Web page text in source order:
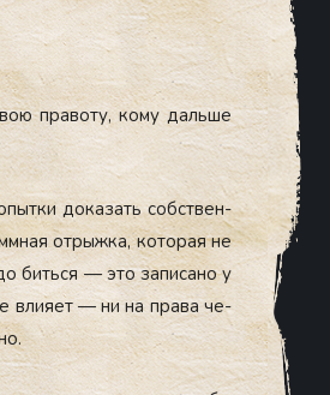
пра­воту, ко­му даль­ше
до­казать собс­твен­
от­рыжка, ко­торая не
бить­ся — это за­писа­но у
вли­яет — ни на пра­ва че­